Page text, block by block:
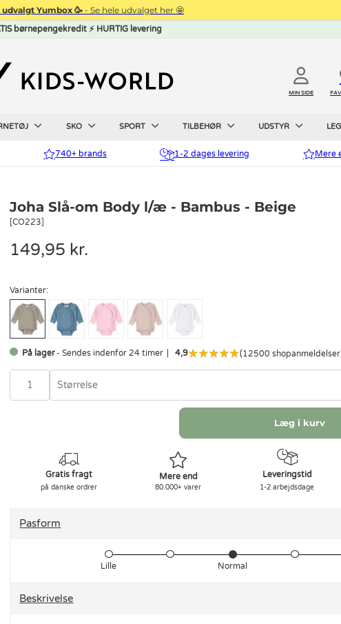
udvalgt Yumbox 🥳- Se hele udvalget her 🤩
børnepengekredit ⚡ HURTIG levering
MIN SIDE
SKO SPORT TILBEHØR UDSTYR
740+ brands 1-2 dages levering Mere
Joha Slå-om Body l/æ - Bambus - Beige
[CO223]
149,95 kr.
Varianter:
På lager - Sendes indenfor 24 timer 4,9 (12500
Størrelse
Læg i kurv
Gratis fragt
på danske ordrer
Mere end
80.000+ varer
Leveringstid
1-2 arbejdsdage
Pasform
Lille Normal
Beskrivelse